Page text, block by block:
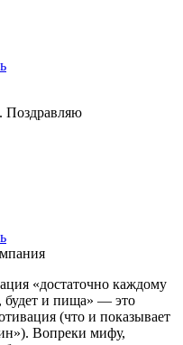
Поздравляю
«достаточно каждому
будет и пища» — это
(что и показывает
Вопреки мифу,